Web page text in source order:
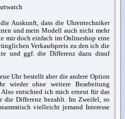
Auskunft, dass die Uhrentechniker
und mein Modell auch nicht mehr
mir doch einfach im Onlineshop eine
Verkaufspreis zu den ich die
und ggf. die Differenz dazu drauf
Uhr bestellt aber die andere Option
wieder ohne weitere Bearbeitung
entschied ich mich erneut für das
die Differenz bezahlt. Im Zweifel, so
vielleicht jemand Interesse